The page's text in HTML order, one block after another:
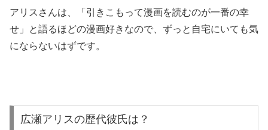
アリスさんは、「引きこもって漫画を読むのが一番の幸
せ」と語るほどの漫画好きなので、ずっと自宅にいても気
にならないはずです。
広瀬アリスの歴代彼氏は？